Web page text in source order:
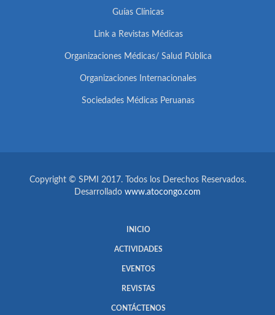
Guías Clínicas
Link a Revistas Médicas
Organizaciones Médicas/ Salud Pública
Organizaciones Internacionales
Sociedades Médicas Peruanas
Copyright © SPMI 2017. Todos los Derechos Reservados.
Desarrollado www.atocongo.com
INICIO
ACTIVIDADES
EVENTOS
REVISTAS
CONTÁCTENOS